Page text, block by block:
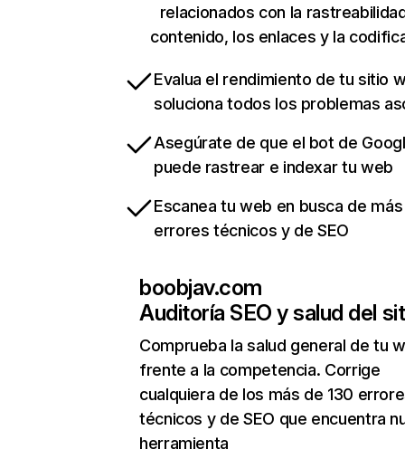
relacionados con la
contenido, los enlaces y la
Evalua el rendimiento de tu sitio
soluciona todos los problemas
Asegúrate de que el bot de
puede rastrear e indexar tu web
Escanea tu web en busca de
errores técnicos y de SEO
boobjav.com
Auditoría SEO y salud del
Comprueba la salud general de tu
frente a la competencia. Corrige
cualquiera de los más de 130
técnicos y de SEO que encuentra
herramienta